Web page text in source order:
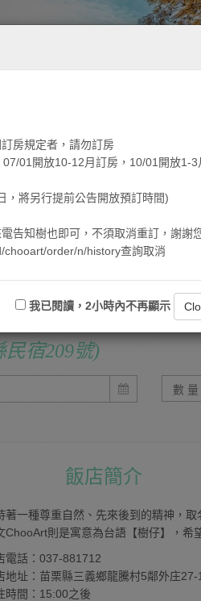
宿209號)
數 量
飯店簡介
著一種尊重自然、先來後到的精神，取
ChooArt則是寓意為台語【樹仔】，希
電話：037-881712
地址：苗栗縣三義鄉龍騰村5鄰外庄27-
時間：15:00之後
房規定者，請勿訂房
01開放10-12月訂房，10/01開放1-3
，將另行提前公告開放預訂時間)
告知樹也即可，不須取消重訂，謝謝
order/n/history查詢取消
我已閱讀，2小時內不再顯示